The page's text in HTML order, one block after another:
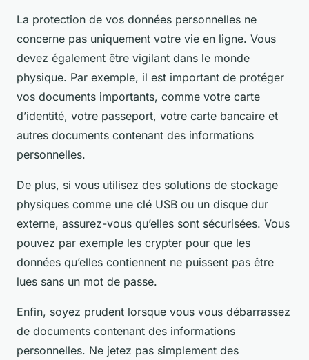
La protection de vos données personnelles ne
concerne pas uniquement votre vie en ligne. Vous
devez également être vigilant dans le monde
physique. Par exemple, il est important de protéger
vos documents importants, comme votre carte
d’identité, votre passeport, votre carte bancaire et
autres documents contenant des informations
personnelles.
De plus, si vous utilisez des solutions de stockage
physiques comme une clé USB ou un disque dur
externe, assurez-vous qu’elles sont sécurisées. Vous
pouvez par exemple les crypter pour que les
données qu’elles contiennent ne puissent pas être
lues sans un mot de passe.
Enfin, soyez prudent lorsque vous vous débarrassez
de documents contenant des informations
personnelles. Ne jetez pas simplement des